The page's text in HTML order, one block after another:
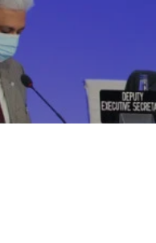
LEER MÁS